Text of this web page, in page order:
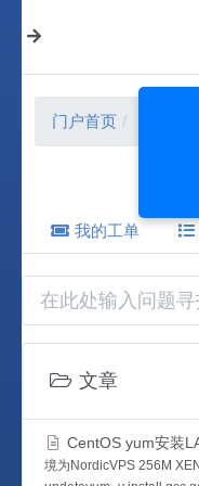
门户首页
我的工单
文章
CentOS yum安装
境为NordicVPS 256M